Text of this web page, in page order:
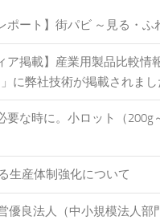
ポート】街パビ ～見る・ふ
ア掲載】産業用製品比較情
に弊社技術が掲載されまし
要な時に。小ロット（200g
生産体制強化について
優良法人（中小規模法人部